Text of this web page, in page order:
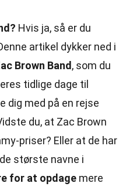
Hvis ja, så er du
artikel dykker ned i
Brown Band , som du
tidlige dage til
dig med på en rejse
du, at Zac Brown
priser? Eller at de har
største navne i
for at opdage mere